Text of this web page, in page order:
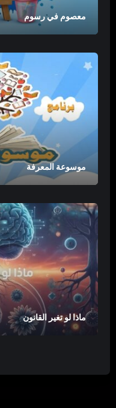
معصوم في رسوم
موسوعة المعرفة
ماذا لو تغير القانون